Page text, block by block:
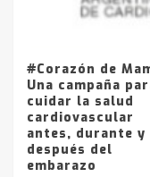
Los
La
entre
#Corazón de
Una campaña
cuidar la salud
cardiovascular
antes, durante y
después del
embarazo